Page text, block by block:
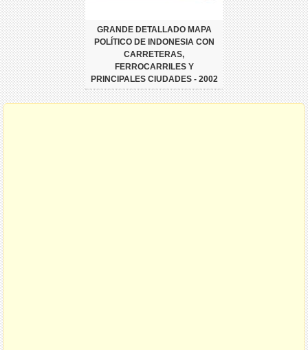
GRANDE DETALLADO MAPA
POLÍTICO DE INDONESIA CON
CARRETERAS,
FERROCARRILES Y
PRINCIPALES CIUDADES - 2002